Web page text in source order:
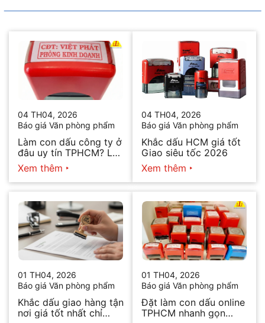
04 TH04, 2026
Báo giá Văn phòng phẩm
Làm con dấu công ty ở
đâu uy tín TPHCM? Lấy
ngay trong ngày 2026
Xem thêm
04 TH04, 2026
Báo giá Văn phòng phẩm
Khắc dấu HCM giá tốt
Giao siêu tốc 2026
Xem thêm
01 TH04, 2026
Báo giá Văn phòng phẩm
Khắc dấu giao hàng tận
nơi giá tốt nhất chỉ
01 TH04, 2026
Báo giá Văn phòng phẩm
Đặt làm con dấu online
TPHCM nhanh gọn